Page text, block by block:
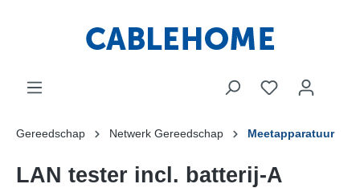
Gereedschap Netwerk Gereedschap Meetapparatuur
LAN tester incl. batterij-A